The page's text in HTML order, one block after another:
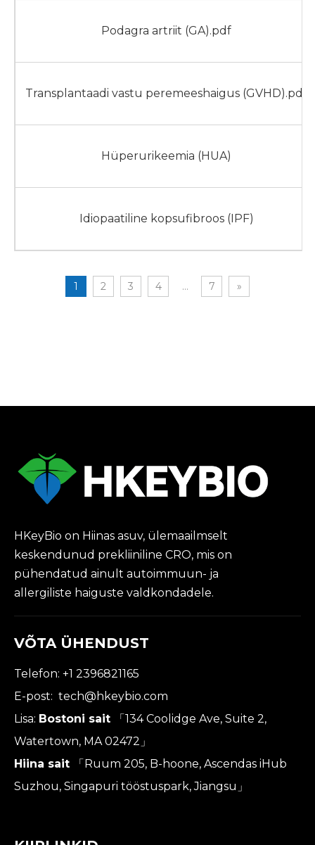
Podagra artriit (GA).pdf
Transplantaadi vastu peremeeshaigus (GVHD).pdf
Hüperurikeemia (HUA)
Idiopaatiline kopsufibroos (IPF)
1 2 3 4 ... 7 »
HKeyBio on Hiinas asuv, ülemaailmselt
keskendunud prekliiniline CRO, mis on
pühendatud ainult autoimmuun- ja
allergiliste haiguste valdkondadele.
VÕTA ÜHENDUST
Telefon: +1 2396821165
E-post: tech@hkeybio.com
Lisa: Bostoni sait
「134 Coolidge Ave, Suite 2,
Watertown, MA 02472」
Hiina sait
「Ruum 205, B-hoone, Ascendas iHub
Suzhou, Singapuri tööstuspark, Jiangsu」